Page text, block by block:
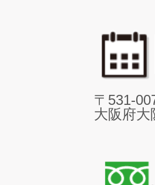
〒531-
大阪府大